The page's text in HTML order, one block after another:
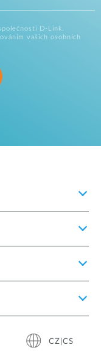
D-Link.
vašich osobních
CZ|CS